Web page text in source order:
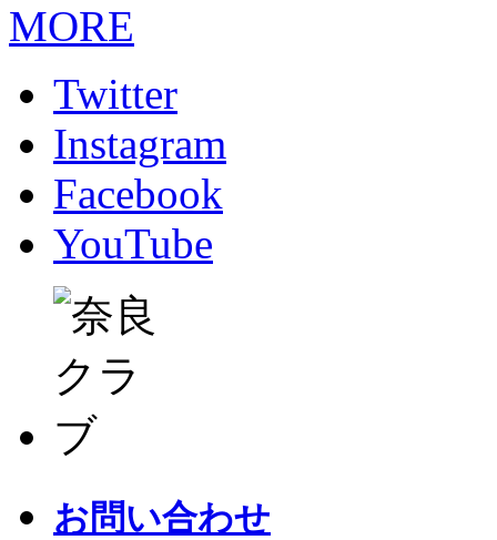
MORE
Twitter
Instagram
Facebook
YouTube
お問い合わせ